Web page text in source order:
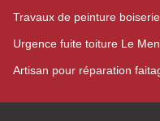
Travaux de peinture
Urgence fuite toiture Le
Artisan pour réparation